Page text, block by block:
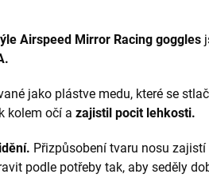
Airspeed Mirror Racing goggles
jako plástve medu, které se
kolem očí a zajistil pocit lehkosti.
Přizpůsobení tvaru nosu
podle potřeby tak, aby seděly